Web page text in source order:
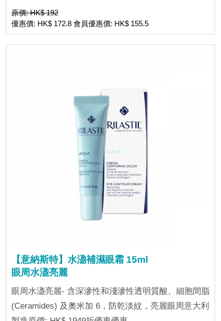
原價: HK$ 192
優惠價: HK$ 172.8 會員優惠價: HK$ 155.5
【意納斯特】水溋補濕眼霜 15ml
眼周水溋亮麗
眼周水溋亮麗- 含深滲性和淺滲性透明質酸、細胞間脂
(Ceramides) 及奧米加 6，防乾淡紋，亮麗眼周意大利